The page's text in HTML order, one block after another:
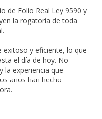
de Folio Real Ley 9590 y
la rogatoria de toda
exitoso y eficiente, lo que
el día de hoy. No
la experiencia que
años han hecho